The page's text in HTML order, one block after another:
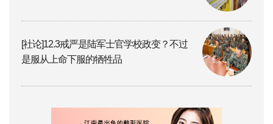
[社论]12.3戒严是陆军士官学校政变？不过
是服从上命下服的牺牲品